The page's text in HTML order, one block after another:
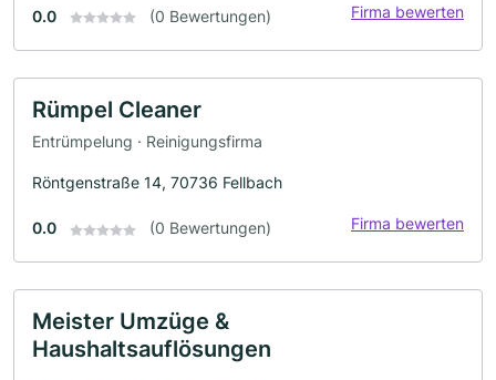
0.0 (0 Bewertungen) Firma bewerten
Rümpel Cleaner
Entrümpelung · Reinigungsfirma
Röntgenstraße 14, 70736 Fellbach
0.0 (0 Bewertungen) Firma bewerten
Meister Umzüge &
Haushaltsauflösungen